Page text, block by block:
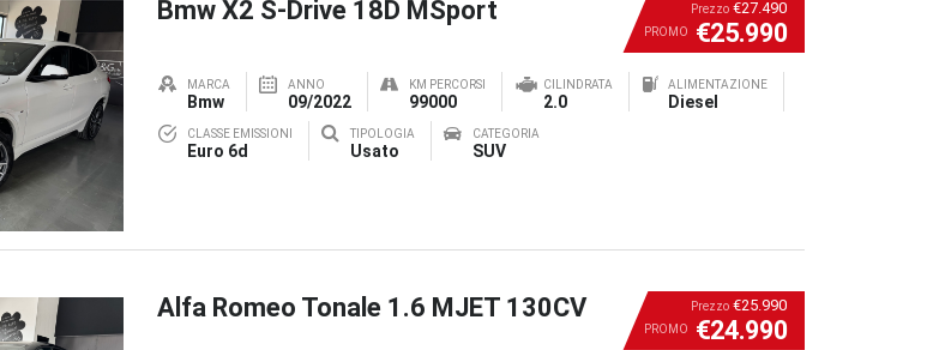
Prezzo €27.490
PROMO €25.990
Bmw X2 S-Drive 18D MSport
MARCA
Bmw
ANNO
09/2022
KM PERCORSI
99000
CILINDRATA
2.0
ALIMENTAZIONE
Diesel
CLASSE EMISSIONI
Euro 6d
TIPOLOGIA
Usato
CATEGORIA
SUV
Prezzo €25.990
PROMO €24.990
Alfa Romeo Tonale 1.6 MJET 130CV